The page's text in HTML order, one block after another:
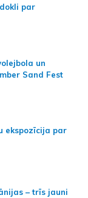
par
un
Sand Fest
ekspozīcija par
– trīs jauni